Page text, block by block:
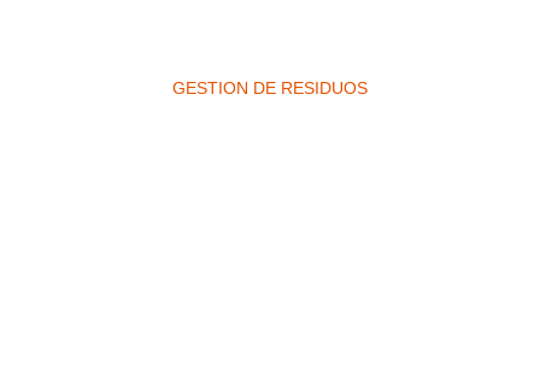
GESTION DE RESIDUOS